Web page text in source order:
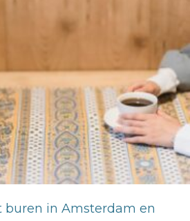
buren in Amsterdam en